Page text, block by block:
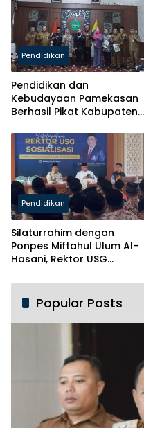
Pendidikan
Pendidikan dan
Kebudayaan Pamekasan
Berhasil Pikat Kabupaten
Pendidikan
Silaturrahim dengan
Ponpes Miftahul Ulum Al-
Hasani, Rektor USG
Beasiswa
Popular Posts